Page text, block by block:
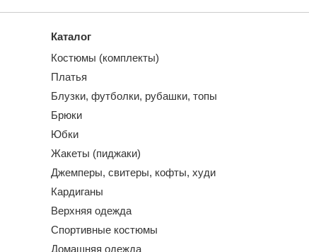
Каталог
Костюмы (комплекты)
Платья
Блузки, футболки, рубашки, топы
Брюки
Юбки
Жакеты (пиджаки)
Джемперы, свитеры, кофты, худи
Кардиганы
Верхняя одежда
Спортивные костюмы
Домашняя одежда